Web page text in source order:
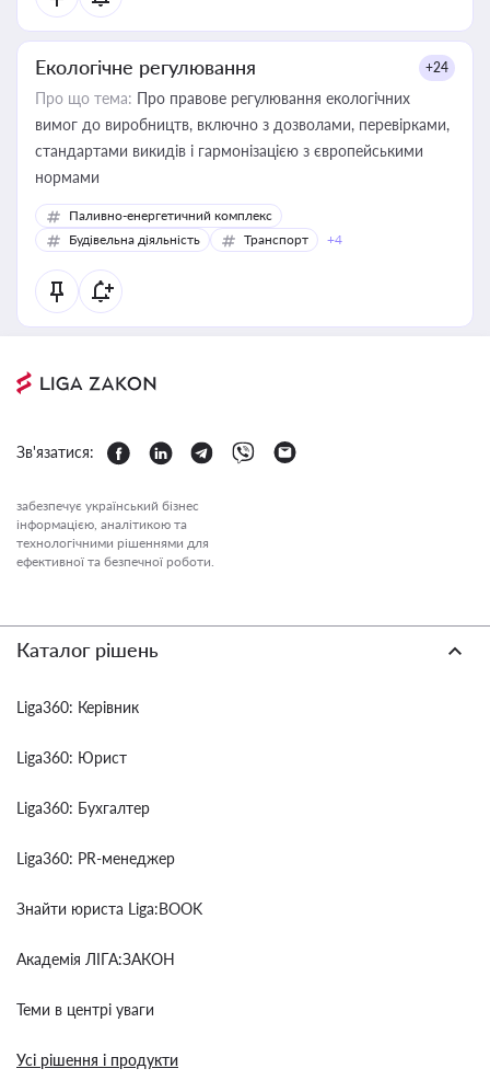
Екологічне регулювання +24
Про що тема: Про правове регулювання екологічних
вимог до виробництв, включно з дозволами, перевірками,
стандартами викидів і гармонізацією з європейськими
нормами
Паливно-енергетичний комплекс
Будівельна діяльність
Транспорт +4
Зв'язатися:
забезпечує український бізнес
інформацією, аналітикою та
технологічними рішеннями для
ефективної та безпечної роботи.
Каталог рішень
Liga360: Керівник
Liga360: Юрист
Liga360: Бухгалтер
Liga360: PR-менеджер
Знайти юриста Liga:BOOK
Академія ЛІГА:ЗАКОН
Теми в центрі уваги
Усі рішення і продукти